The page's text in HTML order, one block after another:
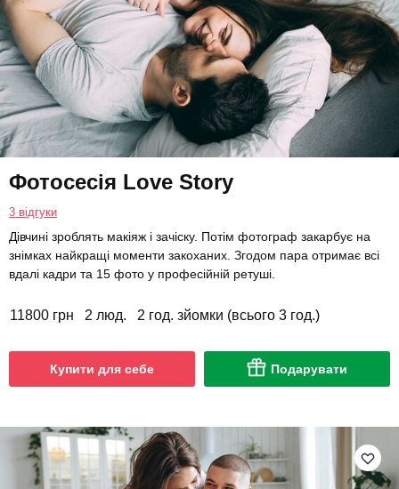
Фотосесія Love Story
3 відгуки
Дівчині зроблять макіяж і зачіску. Потім фотограф закарбує на
знімках найкращі моменти закоханих. Згодом пара отримає всі
вдалі кадри та 15 фото у професійній ретуші.
11800 грн 2 люд. 2 год. зйомки (всього 3 год.)
Купити для себе Подарувати